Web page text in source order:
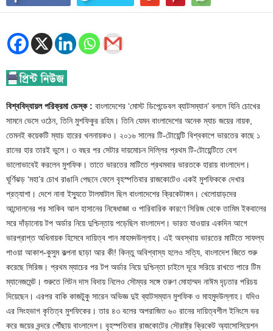
বিশ্ববিদ্যায়ল পরিক্রমা ডেস্ক : বাংলাদেশের ‘মোস্ট ডিপেন্ডেবল ব্যাটসম্যান’ বললে যিনি চোখের
সামনে ভেসে ওঠেন, তিনি মুশফিকুর রহিম। তিনি যেমন বাংলাদেশের অনেক ম্যাচ জয়ের নায়ক,
তেমনই কয়েকটি ম্যাচ হারের খলনায়কও। ২০১৬ সালের টি-টোয়েন্টি বিশ্বকাপে ভারতের কাছে ১
রানের হার তারই ভুলে। ৩ বছর পর সেটার দায়মোচন দিল্লির প্রথম টি-টোয়েন্টিতে বেশ
ভালোভাবেই করলেন মুশফিক। তাতে ভারতের মাটিতে প্রথমবার ভারতকে হারায় বাংলাদেশ।
ঘূর্ণিঝড় ‘মহা’র চোখ রাঙানি পেছনে ফেলে বৃহস্পতিবার রাজকোটেও একই মুশফিককে দেখার
প্রত্যাশা। দেশে নানা ইস্যুতে টালমাটাল ছিল বাংলাদেশের ক্রিকেটাঙ্গন। খেলোয়াড়দের
আন্দোলনের পর সাকিব আল হাসানের নিষেধাজ্ঞা ও পারিবারিক কারণে সিরিজ থেকে তামিম ইকবালের
সরে দাঁড়ানোয় টপ অর্ডার নিয়ে দুশ্চিন্তায় পড়েছিল বাংলাদেশ। ভারত যাওয়ার একদিন আগে
ভারপ্রাপ্ত অধিনায়ক হিসেবে দায়িত্ব পান মাহমদউল্লাহ। এই অবস্থায় ভারতের মাটিতে সাফল্য
পাওয়া আকাশ-কুসুম কল্পনা ছাড়া আর কী! কিন্তু অবিশ্বাস্য হলেও সত্যি, বাংলাদেশ জিতে শুরু
করেছে সিরিজ। প্রথম ম্যাচের পর টপ অর্ডার নিয়ে দুশ্চিন্তা চাইলে দূরে সরিয়ে রাখতে পারে টিম
ম্যানেজমেন্ট। শুরুতে লিটন দাস বিদায় নিলেও সৌম্যর সঙ্গে তরুণ মোহাম্মদ নাঈম দৃঢ়তার পরিচয়
দিয়েছেন। এরপর বাকি কাজটুকু সারেন অভিজ্ঞ দুই ব্যাটসম্যান মুশফিক ও মাহমুদউল্লাহ। যদিও
এর সিংহভাগ কৃতিত্ব মুশফিকের। তার ৪৩ বলের অপরাজিত ৬০ রানের দায়িত্বশীল ইনিংসে ভর
করে জয়ের বন্দরে পৌঁছায় বাংলাদেশ। বৃহস্পতিবার রাজকোটের সৌরাষ্ট্র ক্রিকেট অ্যাসোসিয়েশন